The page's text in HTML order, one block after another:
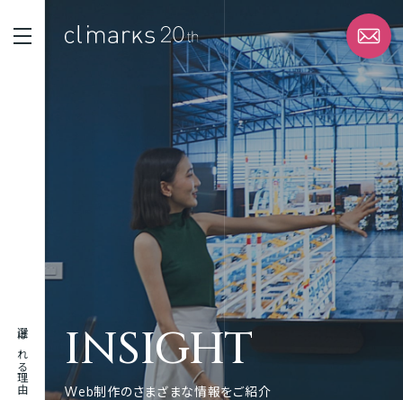
選ばれる理由
STRENGTH
選ばれる理由
ABOUT
INSIGHT
Web制作のさまざまな情報をご紹介